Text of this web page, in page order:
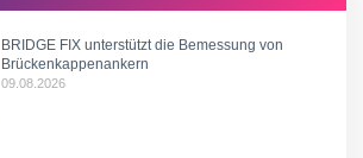
BRIDGE FIX unterstützt die Bemessung von
Brückenkappenankern
09.08.2026